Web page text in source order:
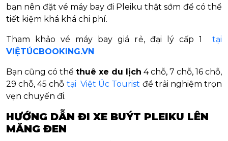
bạn nên đặt vé máy bay đi Pleiku thật sớm để có thể
tiết kiệm khá khá chi phí.
Tham khảo vé máy bay giá rẻ, đại lý cấp 1 tại
VIỆTÚCBOOKING.VN
Bạn cũng có thể thuê xe du lịch 4 chỗ, 7 chỗ, 16 chỗ,
29 chỗ, 45 chỗ tại Việt Úc Tourist để trải nghiệm trọn
vẹn chuyến đi.
HƯỚNG DẪN ĐI XE BUÝT PLEIKU LÊN
MĂNG ĐEN